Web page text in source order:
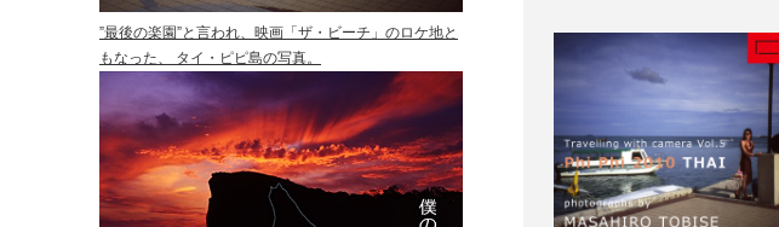
”最後の楽園”と言われ、映画「ザ・ビーチ」のロケ地と
もなった、 タイ・ピピ島の写真。